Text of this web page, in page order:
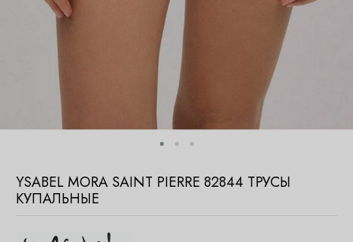
YSABEL MORA SAINT PIERRE 82844 ТРУСЫ
КУПАЛЬНЫЕ